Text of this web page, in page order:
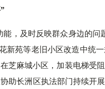
，及时反映群众身边的问
新苑等老旧小区改造中统
芝麻城小区，加装电梯受
助长洲区执法部门持续开